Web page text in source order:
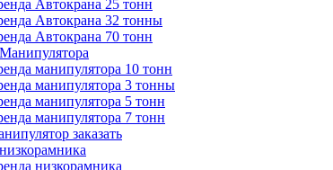
Автокрана 25 тонн
Автокрана 32 тонны
Автокрана 70 тонн
манипулятора 10 тонн
манипулятора 3 тонны
манипулятора 5 тонн
манипулятора 7 тонн
заказать
низкорамника